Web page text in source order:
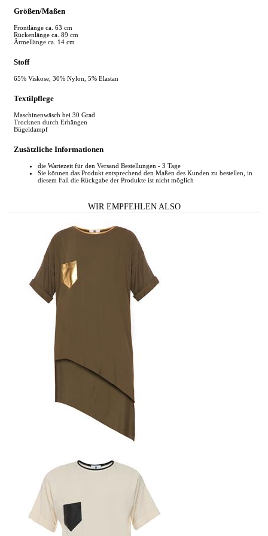
Größen/Maßen
Frontlänge ca. 63 cm
Rückenlänge ca. 89 cm
Ärmellänge ca. 14 cm
Stoff
65% Viskose, 30% Nylon, 5% Elastan
Textilpflege
Maschinenwäsch bei 30 Grad
Trocknen durch Erhängen
Bügeldampf
Zusätzliche Informationen
die Wartezeit für den Versand Bestellungen - 3 Tage
Sie können das Produkt entsprechend den Maßen des Kunden zu bestellen, in
diesem Fall die Rückgabe der Produkte ist nicht möglich
WIR EMPFEHLEN ALSO